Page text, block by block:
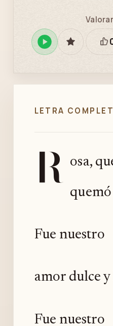
ReproducirGUARDAR
LETRA
R osa,
Fue nuestro
amor dulce y
Fue nuestro